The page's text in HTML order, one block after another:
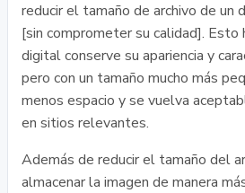
reducir el tamaño de archivo de un
[sin comprometer su calidad]. Esto
digital conserve su apariencia y
pero con un tamaño mucho más
menos espacio y se vuelva
en sitios relevantes.
Además de reducir el tamaño del
almacenar la imagen de manera